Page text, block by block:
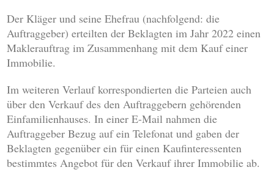
Der Kläger und seine Ehefrau (nachfolgend: die
Auftraggeber) erteilten der Beklagten im Jahr 2022 einen
Maklerauftrag im Zusammenhang mit dem Kauf einer
Immobilie.
Im weiteren Verlauf korrespondierten die Parteien auch
über den Verkauf des den Auftraggebern gehörenden
Einfamilienhauses. In einer E-Mail nahmen die
Auftraggeber Bezug auf ein Telefonat und gaben der
Beklagten gegenüber ein für einen Kaufinteressenten
bestimmtes Angebot für den Verkauf ihrer Immobilie ab.